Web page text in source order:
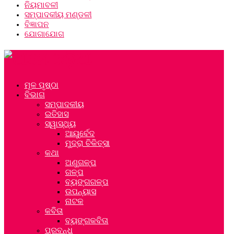
ନିୟମାବଳୀ
ସମ୍ପାଦକୀୟ ମଣ୍ଡଳୀ
ବିଜ୍ଞାପନ
ଯୋଗାଯୋଗ
ମୂଳ ପୃଷ୍ଠା
ବିଭାଗ
ସମ୍ପାଦକୀୟ
ଇତିହାସ
ସ୍ୱାସ୍ଥ୍ୟ
ଆୟୁର୍ବେଦ
ମୁଦ୍ରା ଚିକିତ୍ସା
କଥା
ଅଣୁଗଳ୍ପ
ଗଳ୍ପ
ବ୍ୟଙ୍ଗଗଳ୍ପ
ଉପନ୍ୟାସ
ନାଟକ
କବିତା
ବ୍ୟଙ୍ଗକବିତା
ପ୍ରବନ୍ଧ